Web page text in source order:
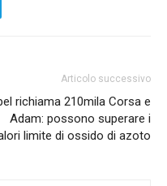
Articolo successivo
richiama 210mila Corsa e
Adam: possono superare i
limite di ossido di azoto